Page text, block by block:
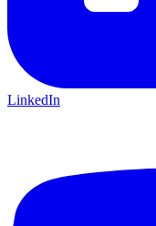
LinkedIn